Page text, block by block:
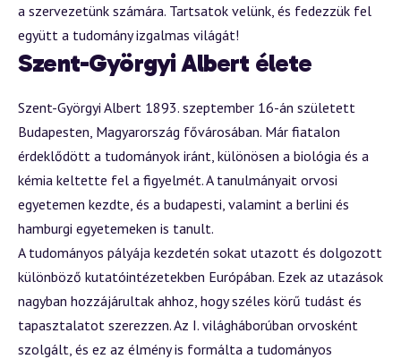
a szervezetünk számára. Tartsatok velünk, és fedezzük fel
együtt a tudomány izgalmas világát!
Szent-Györgyi Albert élete
Szent-Györgyi Albert 1893. szeptember 16-án született
Budapesten, Magyarország fővárosában. Már fiatalon
érdeklődött a tudományok iránt, különösen a biológia és a
kémia keltette fel a figyelmét. A tanulmányait orvosi
egyetemen kezdte, és a budapesti, valamint a berlini és
hamburgi egyetemeken is tanult.
A tudományos pályája kezdetén sokat utazott és dolgozott
különböző kutatóintézetekben Európában. Ezek az utazások
nagyban hozzájárultak ahhoz, hogy széles körű tudást és
tapasztalatot szerezzen. Az I. világháborúban orvosként
szolgált, és ez az élmény is formálta a tudományos